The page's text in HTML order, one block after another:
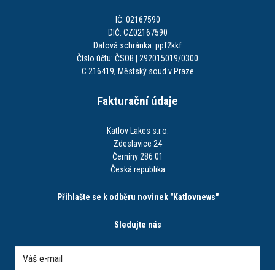
IČ: 02167590
DIČ: CZ02167590
Datová schránka: ppf2kkf
Číslo účtu: ČSOB | 292015019/0300
C 216419, Městský soud v Praze
Fakturační údaje
Katlov Lakes s.r.o.
Zdeslavice 24
Černíny 286 01
Česká republika
Přihlašte se k odběru novinek "Katlovnews"
Sledujte nás